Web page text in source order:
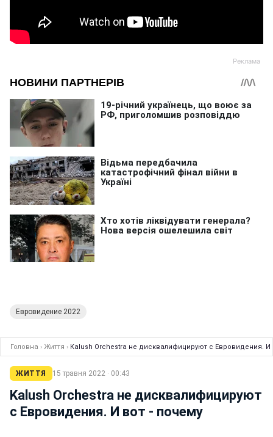
Евровидение 2022
Головна › Життя › Kalush Orchestra не дисквалифицируют с Евровидения. И
ЖИТТЯ 15 травня 2022 · 00:43
Kalush Orchestra не дисквалифицируют
с Евровидения. И вот - почему